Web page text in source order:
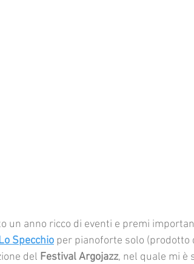
un anno ricco di eventi e premi
Specchio per pianoforte solo (prodotto
del Festival Argojazz, nel quale mi è